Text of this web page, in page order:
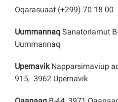
Oqarasuaat (+299) 70 18 00
Uummannaq Sanatoriamut
Uummannaq
Upernavik Napparsimaviup
915, 3962 Upernavik